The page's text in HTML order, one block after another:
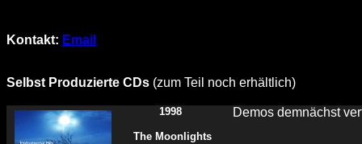
Kontakt: Email
Selbst Produzierte CDs (zum Teil noch erhältlich)
1998
The Moonlights
Demos demnächst